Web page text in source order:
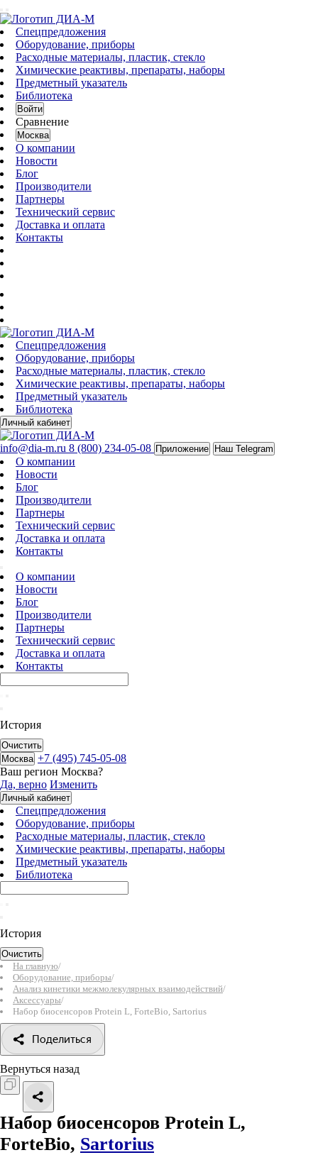
Спецпредложения
Оборудование, приборы
Расходные материалы, пластик, стекло
Химические реактивы, препараты, наборы
Предметный указатель
Библиотека
Войти
Сравнение
Москва
О компании
Новости
Блог
Производители
Партнеры
Технический сервис
Доставка и оплата
Контакты
Спецпредложения
Оборудование, приборы
Расходные материалы, пластик, стекло
Химические реактивы, препараты, наборы
Предметный указатель
Библиотека
Личный кабинет
info@dia-m.ru 8 (800) 234-05-08 Приложение Наш Telegram
О компании
Новости
Блог
Производители
Партнеры
Технический сервис
Доставка и оплата
Контакты
О компании
Новости
Блог
Производители
Партнеры
Технический сервис
Доставка и оплата
Контакты
История
Очистить
Москва +7 (495) 745-05-08
Ваш регион Москва?
Да, верно Изменить
Личный кабинет
Спецпредложения
Оборудование, приборы
Расходные материалы, пластик, стекло
Химические реактивы, препараты, наборы
Предметный указатель
Библиотека
История
Очистить
На главную/
Оборудование, приборы/
Анализ кинетики межмолекулярных взаимодействий/
Аксессуары/
Набор биосенсоров Protein L, ForteBio, Sartorius
Поделиться
Вернуться назад
Набор биосенсоров Protein L,
ForteBio, Sartorius